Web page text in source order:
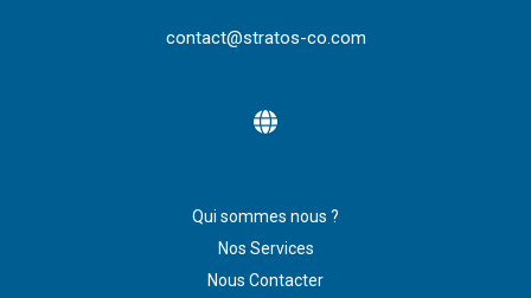
contact@stratos-co.com
Qui sommes nous ?
Nos Services
Nous Contacter